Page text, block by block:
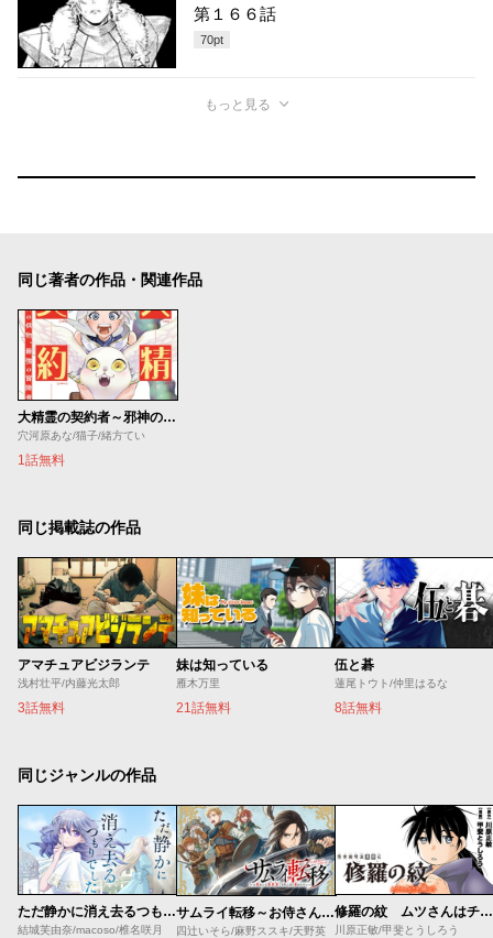
第１６６話
70pt
もっと見る
同じ著者の作品・関連作品
大精霊の契約者～邪神の供物、最強の冒険者へ至る～
穴河原あな/猫子/緒方てい
1話無料
同じ掲載誌の作品
アマチュアビジランテ
浅村壮平/内藤光太郎
3話無料
妹は知っている
雁木万里
21話無料
伍と碁
蓮尾トウト/仲里はるな
8話無料
同じジャンルの作品
ただ静かに消え去るつもりでした
結城芙由奈/macoso/椎名咲月
サムライ転移～お侍さんは異世界でもあんまり変わらない～
四辻いそら/麻野ススキ/天野英
修羅の紋 ムツさんはチョー強い？！
川原正敏/甲斐とうしろう